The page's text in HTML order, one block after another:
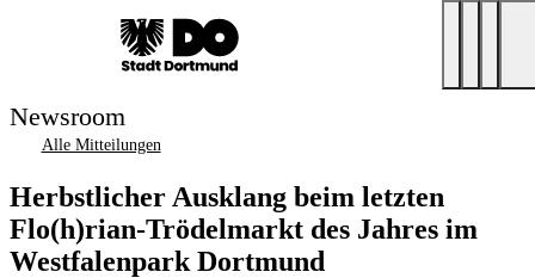
Newsroom
Alle Mitteilungen
Herbstlicher Ausklang beim letzten
Flo(h)rian-Trödelmarkt des Jahres im
Westfalenpark Dortmund